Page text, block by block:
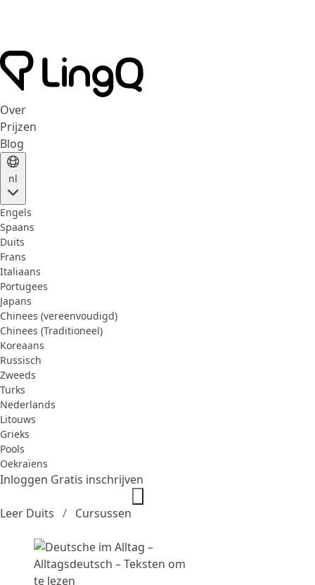
Over
Prijzen
Blog
nl
Engels
Spaans
Duits
Frans
Italiaans
Portugees
Japans
Chinees (vereenvoudigd)
Chinees (Traditioneel)
Koreaans
Russisch
Zweeds
Turks
Nederlands
Litouws
Grieks
Pools
Oekraïens
Inloggen Gratis inschrijven
Leer Duits Cursussen